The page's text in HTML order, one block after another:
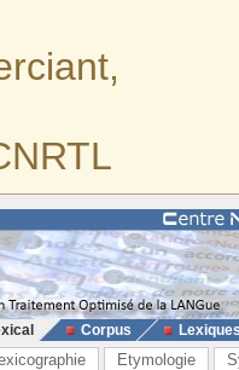
Corpus
Etymologie